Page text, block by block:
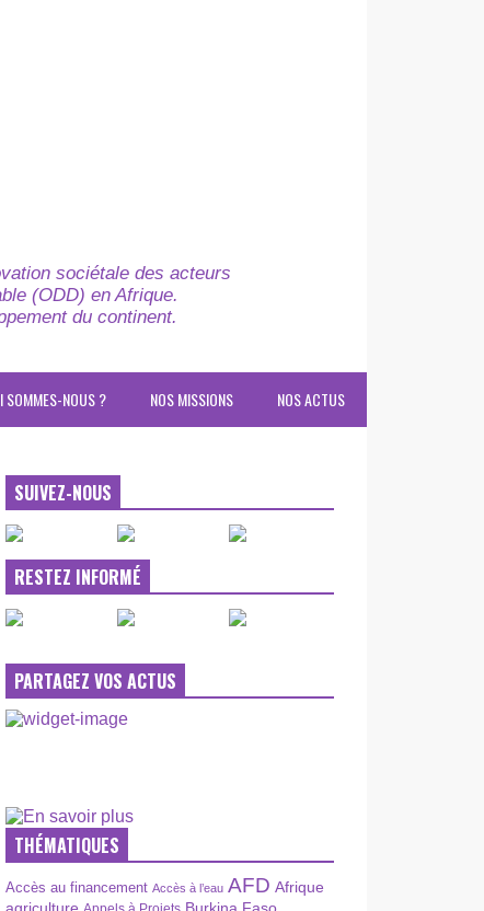
sociétale des acteurs
(ODD) en Afrique.
du continent.
NOS ACTUS
NOS MISSIONS
SOMMES-NOUS ?
SUIVEZ-NOUS
RESTEZ INFORMÉ
PARTAGEZ VOS ACTUS
THÉMATIQUES
Accès au financement Accès à l’eau AFD Afrique